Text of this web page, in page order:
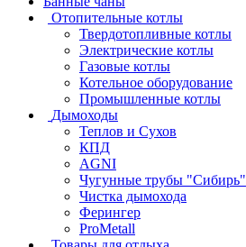
Отопительные котлы
Твердотопливные котлы
Электрические котлы
Газовые котлы
Котельное оборудование
Промышленные котлы
Дымоходы
Теплов и Сухов
КПД
AGNI
Чугунные трубы "Сибирь"
Чистка дымохода
Ферингер
ProMetall